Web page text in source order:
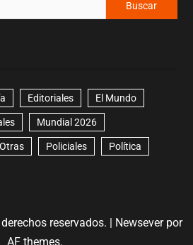
Editoriales El Mundo
Mundial 2026
Otras Policiales Política
reservados. Newseverpor
AF themes.